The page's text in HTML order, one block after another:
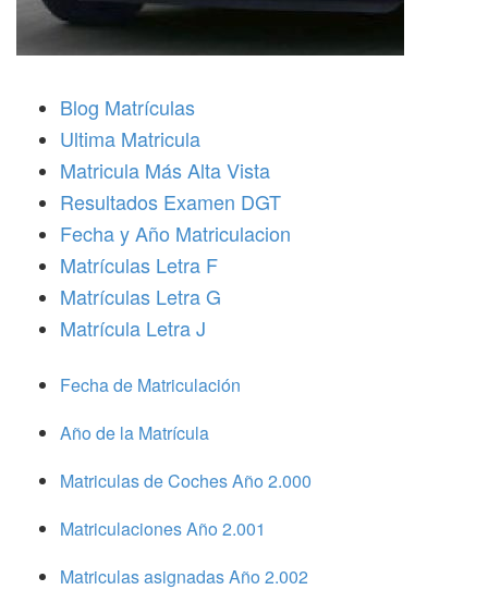
Blog Matrículas
Ultima Matricula
Matricula Más Alta Vista
Resultados Examen DGT
Fecha y Año Matriculacion
Matrículas Letra F
Matrículas Letra G
Matrícula Letra J
Fecha de Matriculación
Año de la Matrícula
Matriculas de Coches Año 2.000
Matriculaciones Año 2.001
Matriculas asignadas Año 2.002